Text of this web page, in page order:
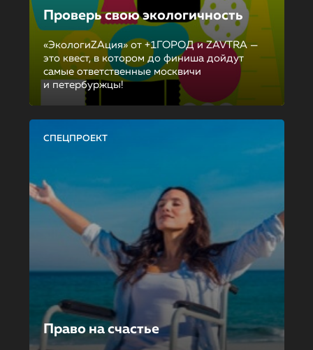
Проверь свою экологичность
«ЭкологиZAция» от +1ГОРОД и ZAVTRA —
это квест, в котором до финиша дойдут
самые ответственные москвичи
и петербуржцы!
СПЕЦПРОЕКТ
Право на счастье